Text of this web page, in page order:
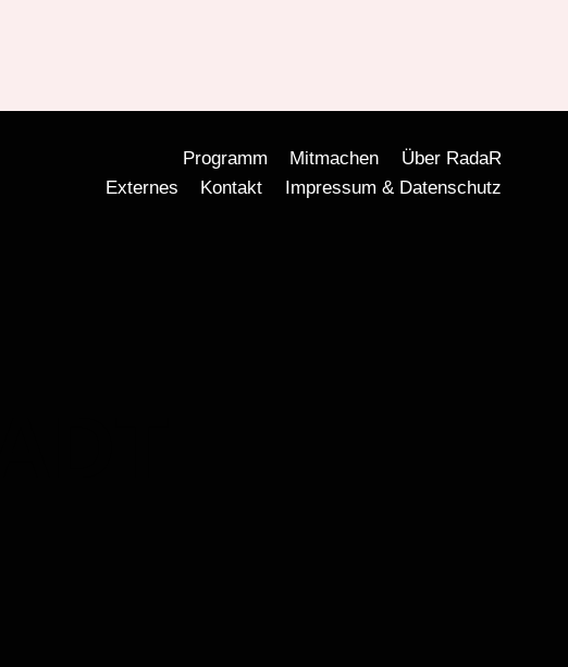
Programm Mitmachen
Über RadaR
Externes
Kontakt Impressum & Datenschutz